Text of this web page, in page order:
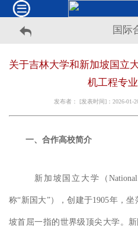
国际
关于吉林大学和新加坡国立
机工程专
发布者： [发表时间]：2026-01-
一、 合作高校简介
新加坡国立大学（
称“新国大”），创建于1905年，
坡首屈一指的世界级顶尖大学。